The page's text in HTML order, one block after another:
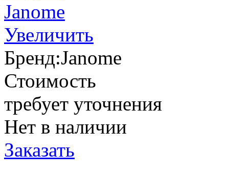
Увеличить
Бренд:Janome
Стоимость
требует уточнения
Нет в наличии
Заказать